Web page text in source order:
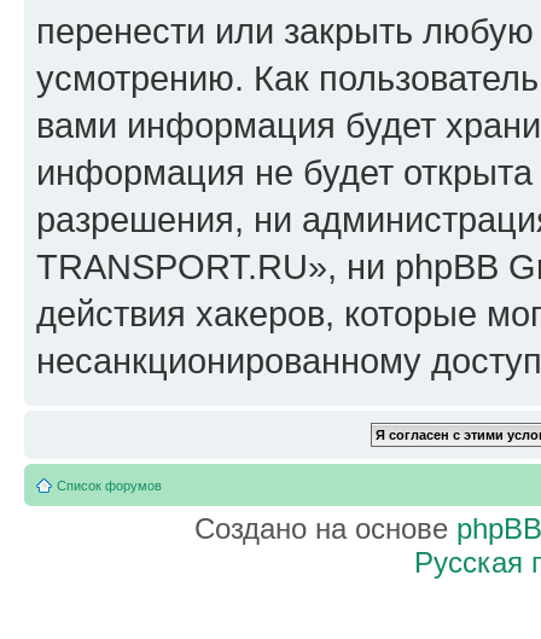
перенести или закрыть
усмотрению. Как
вами информация будет
информация не будет
разрешения, ни
TRANSPORT.RU», ни phpBB
действия хакеров, которые
несанкционированному
Список форумов
Создано на основе phpBB
Русская